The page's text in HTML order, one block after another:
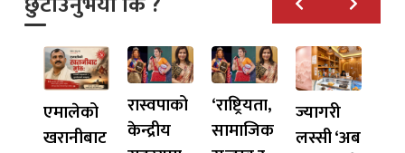
एमालेको
खरानीबाट
रास्वपाको
केन्द्रीय
‘राष्ट्रियता,
सामाजिक
ज्यागरी
लस्सी ‘अब